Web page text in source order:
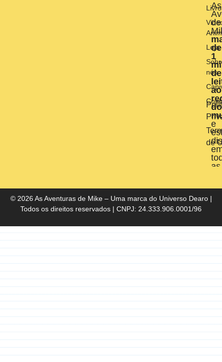
Loja
nós
de
As
de
de
1
de
ao
do
e
as
© 2026 As Aventuras de Mike – Uma marca do Universo Dearo|
Todos os direitos reservados | CNPJ: 24.333.906.0001/96